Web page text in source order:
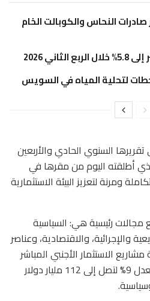
النحاس والكوبالت الخام
2026
السنوي الحادي والأربعين
الاستثمار لعام 2026، الذي أطلقته اليوم من مقرها في
ومرنة لتعزيز البيئة الاستثمارية
مجالات رئيسية هي: السياسية
والإجرائية، والاقتصادية، وعناصر
الاستثمار الأجنبي المباشر
الجديدة في الدول العربية بمعدل 9% لتصل إلى 112 مليار دولار